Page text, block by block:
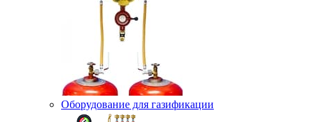
Оборудование для газификации